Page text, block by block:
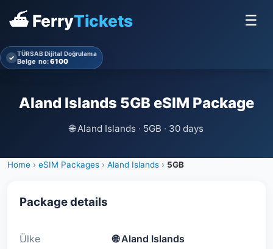
⛴ FerryTickets ☰
✓ TÜRSAB Dijital Doğrulama
Belge no:6100
Aland Islands 5GB eSIM Package
🌐Aland Islands · 5GB · 30 days
Home › eSIM Packages › Aland Islands › 5GB
Package details
Ülke 🌐Aland Islands